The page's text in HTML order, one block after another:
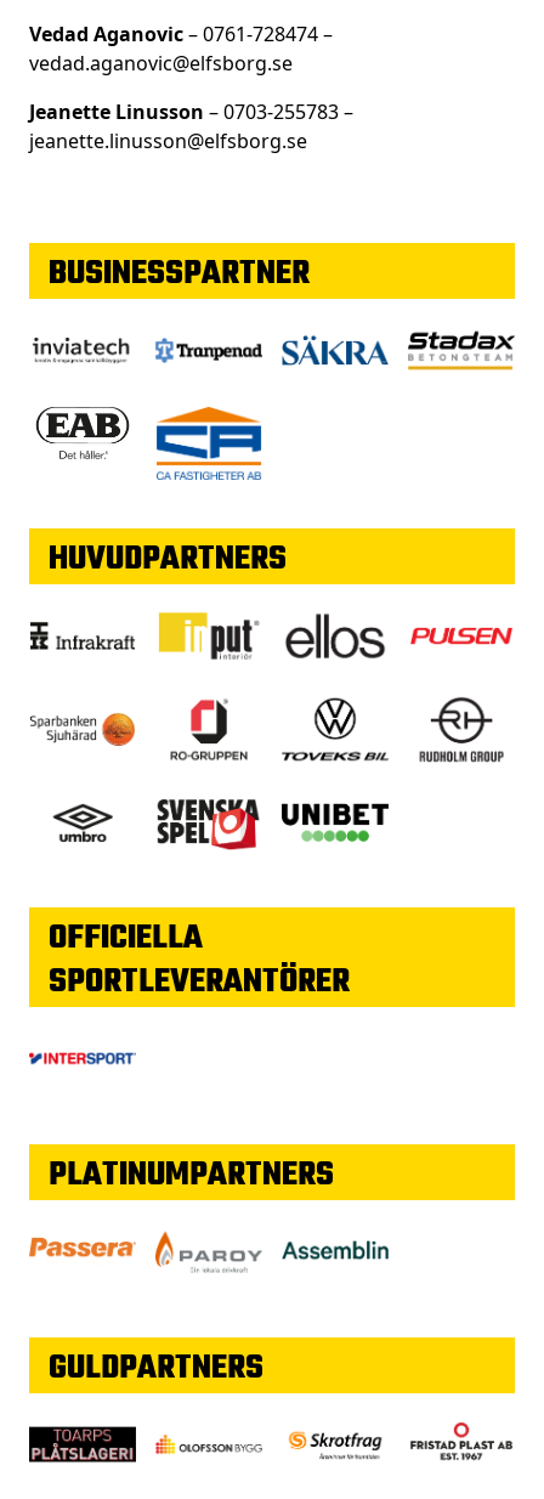
Vedad Aganovic– 0761-728474 –
vedad.aganovic@elfsborg.se
Jeanette Linusson – 0703-255783 –
jeanette.linusson@elfsborg.se
BUSINESSPARTNER
HUVUDPARTNERS
OFFICIELLA
SPORTLEVERANTÖRER
PLATINUMPARTNERS
GULDPARTNERS